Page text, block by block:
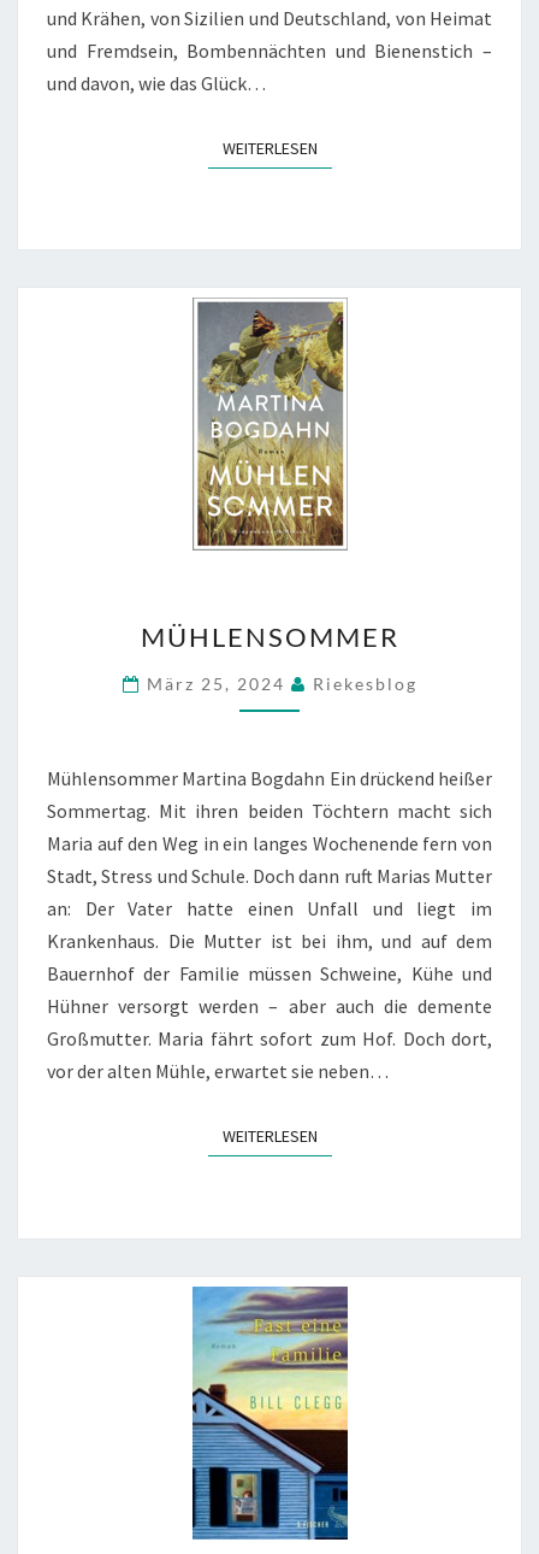
und Krähen, von Sizilien und Deutschland, von Heimat
und Fremdsein, Bombennächten und Bienenstich –
und davon, wie das Glück…
WEITERLESENWEITERLESEN
MÜHLENSOMMER
März 25, 2024 Riekesblog
Mühlensommer Martina Bogdahn Ein drückend heißer
Sommertag. Mit ihren beiden Töchtern macht sich
Maria auf den Weg in ein langes Wochenende fern von
Stadt, Stress und Schule. Doch dann ruft Marias Mutter
an: Der Vater hatte einen Unfall und liegt im
Krankenhaus. Die Mutter ist bei ihm, und auf dem
Bauernhof der Familie müssen Schweine, Kühe und
Hühner versorgt werden – aber auch die demente
Großmutter. Maria fährt sofort zum Hof. Doch dort,
vor der alten Mühle, erwartet sie neben…
WEITERLESENWEITERLESEN